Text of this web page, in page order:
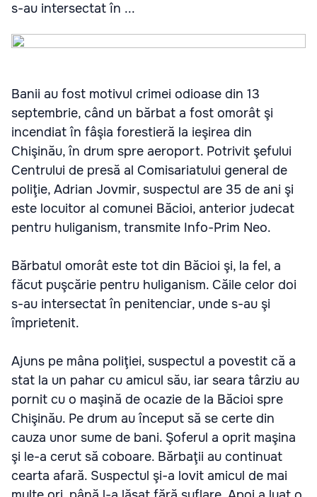
s-au intersectat în ...
Banii au fost motivul crimei odioase din 13
septembrie, când un bărbat a fost omorât şi
incendiat în fâşia forestieră la ieşirea din
Chişinău, în drum spre aeroport. Potrivit şefului
Centrului de presă al Comisariatului general de
poliţie, Adrian Jovmir, suspectul are 35 de ani şi
este locuitor al comunei Băcioi, anterior judecat
pentru huliganism, transmite Info-Prim Neo.
Bărbatul omorât este tot din Băcioi şi, la fel, a
făcut puşcărie pentru huliganism. Căile celor doi
s-au intersectat în penitenciar, unde s-au şi
împrietenit.
Ajuns pe mâna poliţiei, suspectul a povestit că a
stat la un pahar cu amicul său, iar seara târziu au
pornit cu o maşină de ocazie de la Băcioi spre
Chişinău. Pe drum au început să se certe din
cauza unor sume de bani. Şoferul a oprit maşina
şi le-a cerut să coboare. Bărbaţii au continuat
cearta afară. Suspectul şi-a lovit amicul de mai